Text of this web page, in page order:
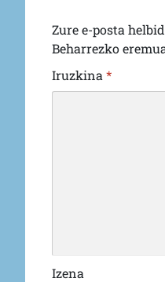
Zure e-posta
Beharrezko
Iruzkina *
Izena